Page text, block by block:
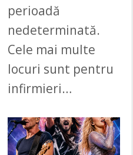
perioadă
nedeterminată.
Cele mai multe
locuri sunt pentru
infirmieri…